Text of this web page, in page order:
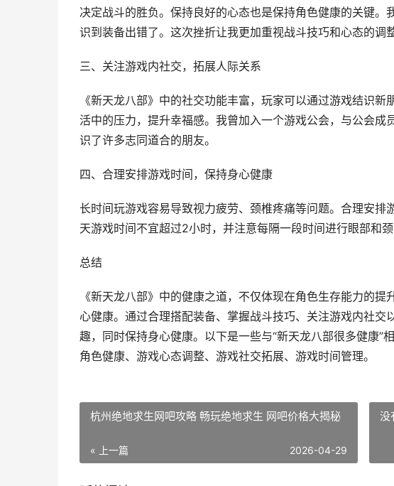
决定战斗的胜负。保持良好的心态也是保持角色健康的关键
识到装备出错了。这次挫折让我更加重视战斗技巧和心态的调整
三、关注游戏内社交，拓展人际关系
《新天龙八部》中的社交功能丰富，玩家可以通过游戏结识
活中的压力，提升幸福感。我曾加入一个游戏公会，与公会
识了许多志同道合的朋友。
四、合理安排游戏时间，保持身心健康
长时间玩游戏容易导致视力疲劳、颈椎疼痛等问题。合理安
天游戏时间不宜超过2小时，并注意每隔一段时间进行眼部和颈
总结
《新天龙八部》中的健康之道，不仅体现在角色生存能力的
心健康。通过合理搭配装备、掌握战斗技巧、关注游戏内社
趣，同时保持身心健康。以下是一些与“新天龙八部很多健康”
角色健康、游戏心态调整、游戏社交拓展、游戏时间管理。
杭州绝地求生网吧攻略 畅玩绝地求生 网吧价格大揭秘
« 上一篇 2026-04-29
没